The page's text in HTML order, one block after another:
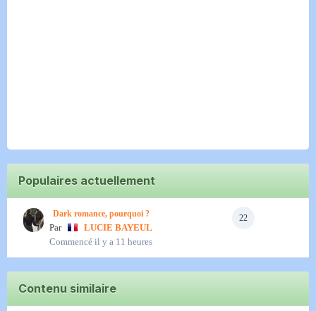
Populaires actuellement
22
Dark romance, pourquoi ?
Par
LUCIE BAYEUL
Commencé il y a 11 heures
Contenu similaire